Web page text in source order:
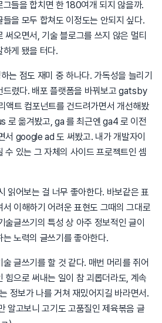
들을 합치면 한 180여개 되지 않을까.
을 모두 합쳐도 이정도는 안되지 싶다.
써오면서, 기술 블로그를 쓰지 않은 멀티
하게 됐을 터다.
는 점도 재미 중 하나다. 가독성을 늘리기
드렸다. 배포 플랫폼을 바꿔보고 gatsby
액트 컴포넌트를 건드려가면서 개선해봤
옮겨봤고, ga 를 최근엔 ga4 로 이전
서 google ad 도 써봤고. 내가 개발자이
수 있는 그 자체의 사이드 프로젝트인 셈
읽어보는 걸 너무 좋아한다. 바보같은 표
이해하기 어려운 표현도 그때의 그대로
술글쓰기의 특성 상 아주 정보적인 글이
노력의 글쓰기를 좋아한다.
글쓰기를 할 것 같다. 매번 머리를 쥐어
힘으로 써내는 일이 참 괴롭더라도, 계속
정보가 나를 거쳐 재밌어지길 바라면서.
알고보니 고기도 고품질인 제육볶음 글